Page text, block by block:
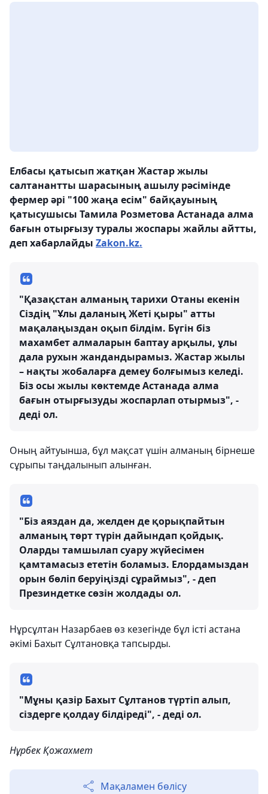
Елбасы қатысып жатқан Жастар жылы
салтанантты шарасының ашылу рәсімінде
фермер әрі "100 жаңа есім" байқауының
қатысушысы Тамила Розметова Астанада алма
бағын отырғызу туралы жоспары жайлы айтты,
деп хабарлайды Zakon.kz.
"Қазақстан алманың тарихи Отаны екенін
Сіздің "Ұлы даланың Жеті қыры" атты
мақалаңыздан оқып білдім. Бүгін біз
махамбет алмаларын баптау арқылы, ұлы
дала рухын жандандырамыз. Жастар жылы
– нақты жобаларға демеу болғымыз келеді.
Біз осы жылы көктемде Астанада алма
бағын отырғызуды жоспарлап отырмыз", -
деді ол.
Оның айтуынша, бұл мақсат үшін алманың бірнеше
сұрыпы таңдалынып алынған.
"Біз аяздан да, желден де қорықпайтын
алманың төрт түрін дайындап қойдық.
Оларды тамшылап суару жүйесімен
қамтамасыз ететін боламыз. Елордамыздан
орын бөліп беруіңізді сұраймыз", - деп
Презиндетке сөзін жолдады ол.
Нұрсұлтан Назарбаев өз кезегінде бұл істі астана
әкімі Бахыт Сұлтановқа тапсырды.
"Мұны қазір Бахыт Сұлтанов түртіп алып,
сіздерге қолдау білдіреді", - деді ол.
Нұрбек Қожахмет
Мақаламен бөлісу